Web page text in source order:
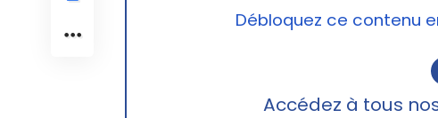
Débloquez ce contenu
Accédez à tous